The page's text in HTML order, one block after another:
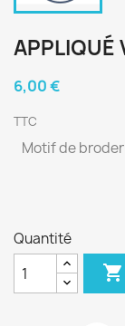
APPLIQUÉ
6,00 €
TTC
Motif de
Quantité
